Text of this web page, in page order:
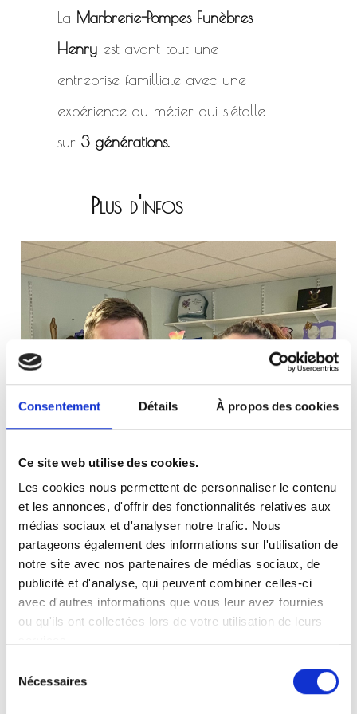
Consentement Détails À propos des cookies
Ce site web utilise des cookies.
Les cookies nous permettent de personnaliser le contenu
et les annonces, d'offrir des fonctionnalités relatives aux
médias sociaux et d'analyser notre trafic. Nous
partageons également des informations sur l'utilisation de
notre site avec nos partenaires de médias sociaux, de
publicité et d'analyse, qui peuvent combiner celles-ci
avec d'autres informations que vous leur avez fournies
ou qu'ils ont collectées lors de votre utilisation de leurs
Nécessaires
La Marbrerie-Pompes Funèbres
Henry est avant tout une
entreprise familliale avec une
expérience du métier qui s'étalle
sur 3 générations.
Plus d'infos